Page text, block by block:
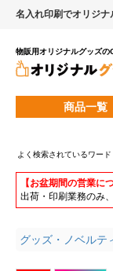
名入れ印刷でオリジナ
物販用オリジナルグッズの
商品一覧
よく検索されているワード
【お盆期間の営業に
出荷・印刷業務のみ
グッズ・ノベルテ